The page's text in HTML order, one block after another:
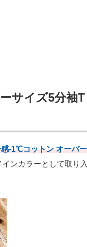
サイズ5分袖T
-1℃コットン オーバー
ンカラーとして取り入